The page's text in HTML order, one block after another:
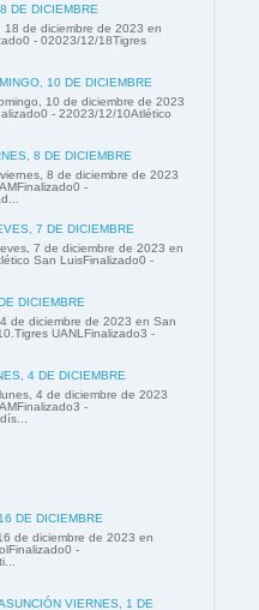
DE DICIEMBRE
18 de diciembre de 2023 en
- 02023/12/18Tigres
10 DE DICIEMBRE
10 de diciembre de 2023
- 22023/12/10Atlético
8 DE DICIEMBRE
8 de diciembre de 2023
-
7 DE DICIEMBRE
7 de diciembre de 2023 en
San LuisFinalizado0 -
DICIEMBRE
de diciembre de 2023 en San
UANLFinalizado3 -
4 DE DICIEMBRE
4 de diciembre de 2023
-
DE DICIEMBRE
de diciembre de 2023 en
-
VIERNES, 1 DE